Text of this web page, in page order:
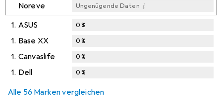
Noreve Ungenügende Daten i
1. ASUS 0%
1. Base XX 0%
1. Canvaslife 0%
1. Dell 0%
Alle 56 Marken vergleichen